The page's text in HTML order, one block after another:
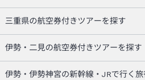
三重県の航空券付きツアーを探す
伊勢・二見の航空券付きツアーを探す
伊勢・伊勢神宮の新幹線・JRで行く